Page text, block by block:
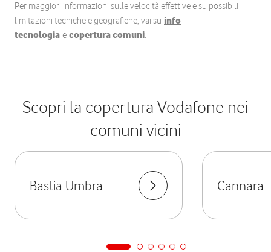
Per maggiori informazioni sulle velocità effettive e su possibili
limitazioni tecniche e geografiche, vai su info
tecnologia e copertura comuni.
Scopri la copertura Vodafone nei
comuni vicini
Bastia Umbra Cannara